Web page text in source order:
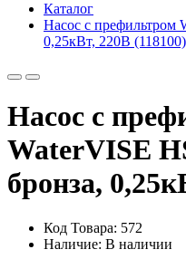
Каталог
Насос с префильтром
0,25кВт, 220В (118100)
Насос с
WaterVISE
бронза,
Код Товара: 572
Наличие: В наличии